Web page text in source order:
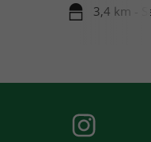
3,4 km -